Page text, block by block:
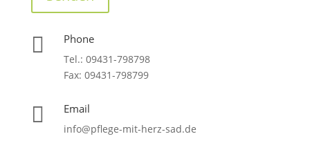
 Phone
Tel.: 09431-798798
Fax: 09431-798799
 Email
info@pflege-mit-herz-sad.de